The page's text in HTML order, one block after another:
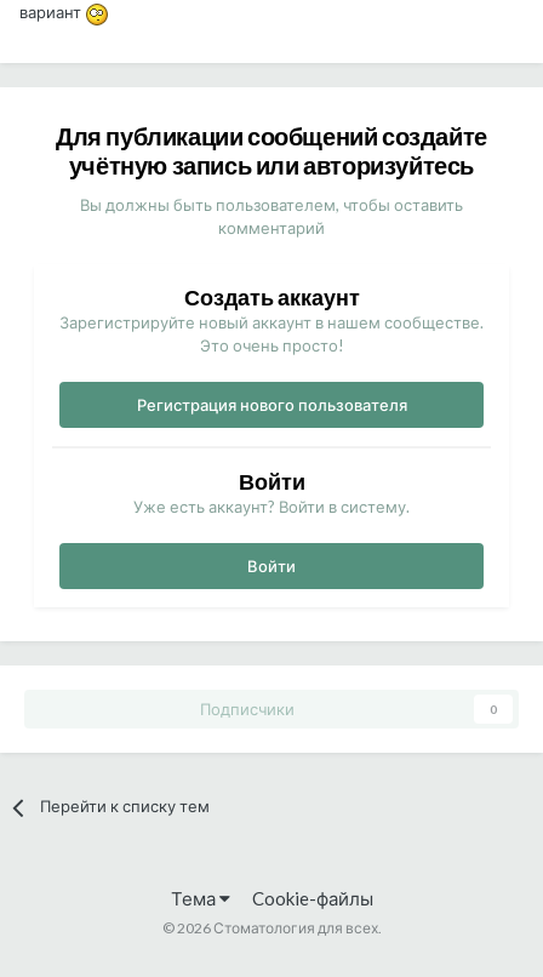
вариант
Для публикации сообщений создайте
учётную запись или авторизуйтесь
Вы должны быть пользователем, чтобы оставить
комментарий
Создать аккаунт
Зарегистрируйте новый аккаунт в нашем сообществе.
Это очень просто!
Регистрация нового пользователя
Войти
Уже есть аккаунт? Войти в систему.
Войти
Подписчики 0
Перейти к списку тем
Тема Cookie-файлы
©2026 Стоматология для всех.